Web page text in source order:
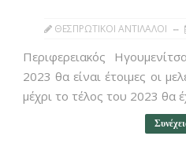
ΘΕΣΠΡΩΤΙΚΟΙ ΑΝΤΙΛΑΛΟΙ
Περιφερειακός
2023 θα είναι έτοιμες οι
μέχρι το τέλος του 2023 θα